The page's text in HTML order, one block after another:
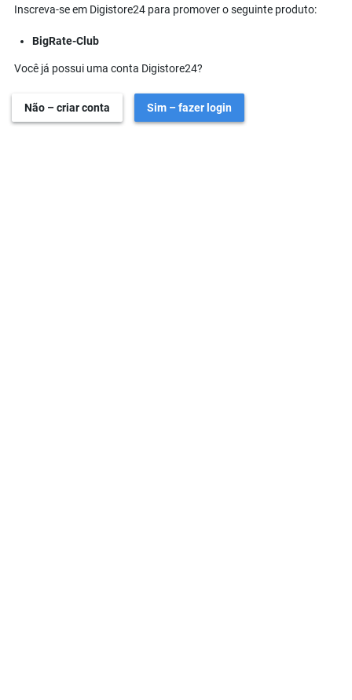
Inscreva-se em Digistore24 para promover o seguinte produto:
BigRate-Club
Você já possui uma conta Digistore24?
Não – criar conta Sim – fazer login